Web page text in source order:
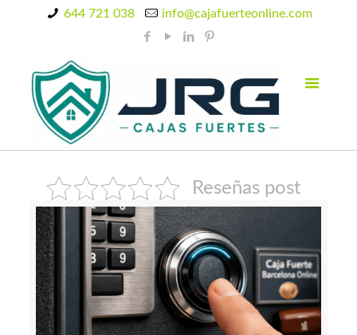
644 721 038 info@cajafuerteonline.com
Reseñas post